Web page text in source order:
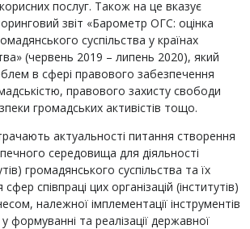
послуг. Також на це вказує
звіт «Барометр ОГС: оцінка
суспільства у країнах
(червень 2019 – липень 2020), який
в сфері правового забезпечення
правового захисту свободи
громадських активістів тощо.
актуальності питання створення
середовища для діяльності
громадянського суспільства та їх
співпраці цих організацій (інститутів)
належної імплементації інструментів
формуванні та реалізації державної